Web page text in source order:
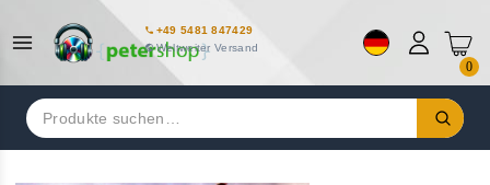
+49 5481 847429
Weltweiter Versand
0
Suchen
nach: